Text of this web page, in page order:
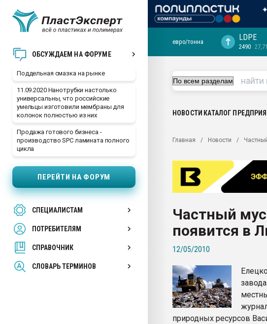
ОБСУЖДАЕМ НА ФОРУМЕ
Поддельная смазка на рынке
11.09.2020 Нанотрубки настолько
универсальны, что российские
умельцы изготовили мембраны для
колонок полностью из них
Продажа готового бизнеса -
производство SPC ламината полного
цикла
ПЕРЕЙТИ НА ФОРУМ
СПЕЦИАЛИСТАМ
ПОТРЕБИТЕЛЯМ
СПРАВОЧНИК
СЛОВАРЬ ТЕРМИНОВ
ближайшее подмосковье, с.-в.
Подмосковье, Москва
первый план в переработке
28.07.2026 "Технониколь" довольна
Всё, что касается выдува ПЭТ
Материал поверхности пуансона для
Продам отходы Композиция
поликарбоната и АБС-пластика
Armaloy PC/ABS-1IM черный цвет
евро/тонна LDPE
2490
НОВОСТИ КАТАЛОГ
Главная Новости
Частный
появится в
12/05/2010
природных ресурсов